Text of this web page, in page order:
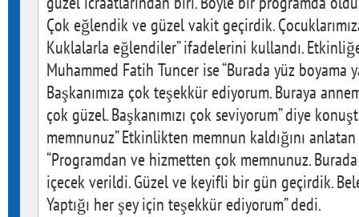
Çok eğlendik ve güzel vakit geçirdik.
Kuklalarla eğlendiler” ifadelerini kullandı.
Muhammed Fatih Tuncer ise “Burada yüz boyama
Başkanımıza çok teşekkür ediyorum. Buraya
çok güzel. Başkanımızı çok seviyorum” diye
memnunuz” Etkinlikten memnun kaldığını
“Programdan ve hizmetten çok memnunuz.
içecek verildi. Güzel ve keyifli bir gün geçirdik.
Yaptığı her şey için teşekkür ediyorum” dedi.